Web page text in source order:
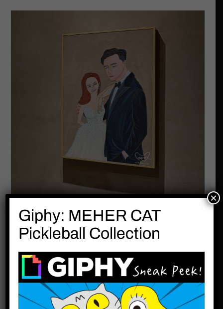
除了以上所陳述的內容，訂製的「肖像婚紗」還
能運用在喜帖、婚禮邀請卡、謝卡等設計，甚至
用「人像婚紗肖像畫」當作婚禮禮物，也是一個
不錯的選擇，自用送禮、收藏都很適合呢!
Giphy: MEHER CAT
Pickleball Collection
×